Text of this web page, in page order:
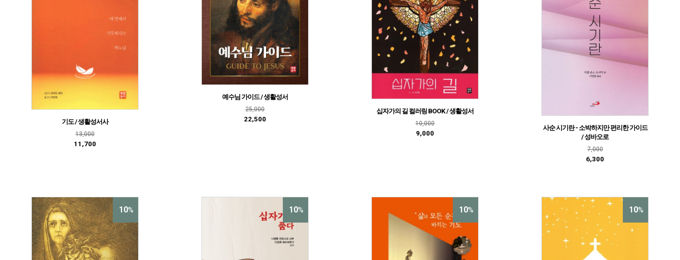
기도 / 생활성서사
13,000
11,700
예수님 가이드 / 생활성서
25,000
22,500
십자가의 길 컬러링 BOOK / 생활성서
10,000
9,000
사순 시기란 - 소박하지만 편리한 가이드
/ 성바오로
7,000
6,300
10% 10% 10% 10%